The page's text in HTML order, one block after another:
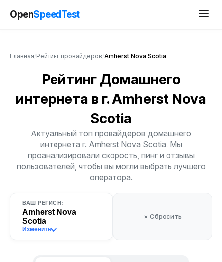
OpenSpeedTest
Главная Рейтинг провайдеров Amherst Nova Scotia
Рейтинг Домашнего
интернета в г. Amherst Nova
Scotia
Актуальный топ провайдеров домашнего
интернета г. Amherst Nova Scotia. Мы
проанализировали скорость, пинг и отзывы
пользователей, чтобы вы могли выбрать лучшего
оператора.
ВАШ РЕГИОН:
Amherst Nova
Scotia
Изменить
× Сбросить